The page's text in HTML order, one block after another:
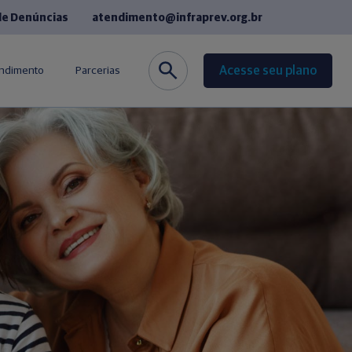
Denúncias atendimento@infraprev.org.br
Fornecedores
Parcerias
Seguros
Cursos de Idiomas
Acesse seu plano